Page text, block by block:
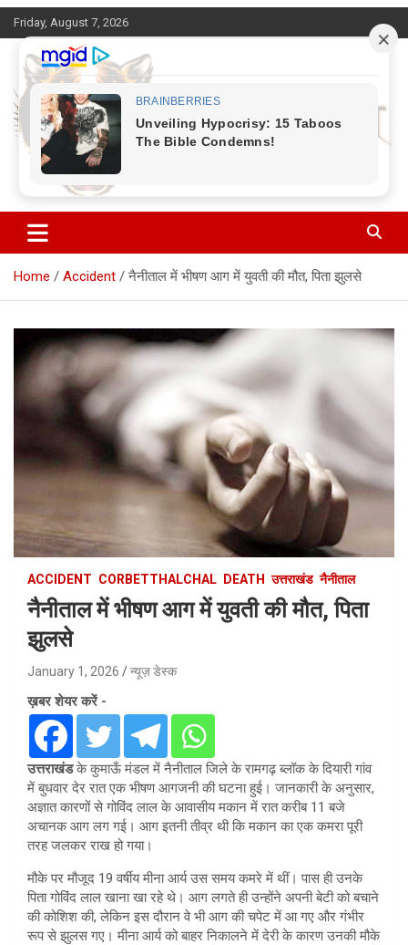
Skip
to
content
Friday, August 7, 2026
Corbett Halchal (कॉर्बेट हलचल)
Home Accident नैनीताल में भीषण आग में युवती की मौत, पिता झुलसे
ACCIDENT CORBETTHALCHAL DEATH उत्तराखंड नैनीताल
नैनीताल में भीषण आग में युवती की मौत, पिता
झुलसे
January 1, 2026 न्यूज़ डेस्क
ख़बर शेयर करें -
उत्तराखंडके कुमाऊँ मंडल में नैनीताल जिले के रामगढ़ ब्लॉक के दियारी गांव
में बुधवार देर रात एक भीषण आगजनी की घटना हुई। जानकारी के अनुसार,
अज्ञात कारणों से गोविंद लाल के आवासीय मकान में रात करीब 11 बजे
अचानक आग लग गई। आग इतनी तीव्र थी कि मकान का एक कमरा पूरी
तरह जलकर राख हो गया।
मौके पर मौजूद 19 वर्षीय मीना आर्य उस समय कमरे में थीं। पास ही उनके
पिता गोविंद लाल खाना खा रहे थे। आग लगते ही उन्होंने अपनी बेटी को बचाने
की कोशिश की, लेकिन इस दौरान वे भी आग की चपेट में आ गए और गंभीर
रूप से झुलस गए। मीना आर्य को बाहर निकालने में देरी के कारण उनकी मौके